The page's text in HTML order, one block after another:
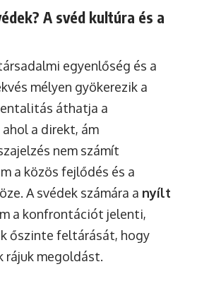
A svéd kultúra és a
egyenlőség és a
mélyen gyökerezik a
áthatja a
a direkt, ám
nem számít
a közös fejlődés és a
A svédek számára a nyílt
a konfrontációt jelenti,
őszinte feltárását, hogy
rájuk megoldást.